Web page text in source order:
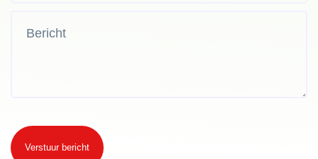
Verstuur bericht